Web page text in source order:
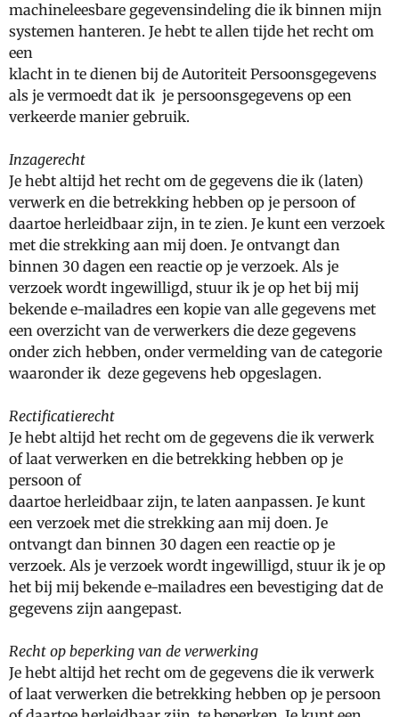
machineleesbare gegevensindeling die ik binnen mijn
systemen hanteren. Je hebt te allen tijde het recht om
een
klacht in te dienen bij de Autoriteit Persoonsgegevens
als je vermoedt dat ik je persoonsgegevens op een
verkeerde manier gebruik.
Inzagerecht
Je hebt altijd het recht om de gegevens die ik (laten)
verwerk en die betrekking hebben op je persoon of
daartoe herleidbaar zijn, in te zien. Je kunt een verzoek
met die strekking aan mij doen. Je ontvangt dan
binnen 30 dagen een reactie op je verzoek. Als je
verzoek wordt ingewilligd, stuur ik je op het bij mij
bekende e-mailadres een kopie van alle gegevens met
een overzicht van de verwerkers die deze gegevens
onder zich hebben, onder vermelding van de categorie
waaronder ik deze gegevens heb opgeslagen.
Rectificatierecht
Je hebt altijd het recht om de gegevens die ik verwerk
of laat verwerken en die betrekking hebben op je
persoon of
daartoe herleidbaar zijn, te laten aanpassen. Je kunt
een verzoek met die strekking aan mij doen. Je
ontvangt dan binnen 30 dagen een reactie op je
verzoek. Als je verzoek wordt ingewilligd, stuur ik je op
het bij mij bekende e-mailadres een bevestiging dat de
gegevens zijn aangepast.
Recht op beperking van de verwerking
Je hebt altijd het recht om de gegevens die ik verwerk
of laat verwerken die betrekking hebben op je persoon